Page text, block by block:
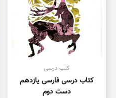
کتب درسی
کتاب درسی فارسی یازدهم
دست دوم